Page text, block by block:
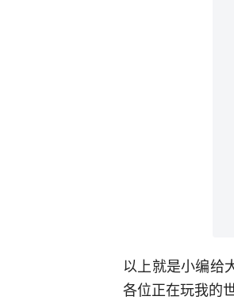
以上就是小编给
各位正在玩我的